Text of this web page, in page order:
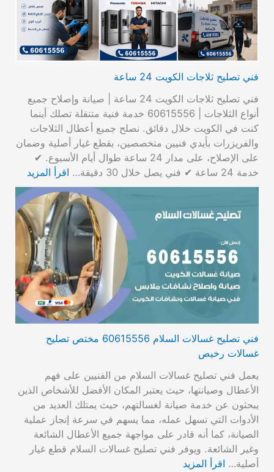
فني تصليح ثلاجات الكويت 24 ساعة
فني تصليح ثلاجات الكويت 24 ساعة | صيانة وإصلاح جميع
أنواع الثلاجات | 60615556 خدمة فنية متنقلة تصلك أينما
كنت في الكويت خلال دقائق. نصلح جميع أعطال الثلاجات
والفريزرات بأيدي فنيين متخصصين، بقطع غيار أصلية وضمان
على الإصلاح، على مدار 24 ساعة طوال أيام الأسبوع. ✔
خدمة 24 ساعة ✔ فني يصل خلال 30 دقيقة…
اقرأ المزيد
فني تصليح غسالات السلام 60615556 مختص تصليح
غسالات رخيص
يعمل فني تصليح غسالات السلام من الفنيين على فهم
الأعطال وصيانتها، حيث يعتبر المكان الأفضل للأشخاص الذين
يبحثون عن خدمة صيانة لغسالتهم، حيث يمتلك العديد من
الأدوات التي تسهل عمله، مما يسهم في سرعة إنجاز عملية
الصيانة، كما أنه قادر على مواجهة جميع الأعطال الشائعة
وغير الشائعة. ويوفر فني تصليح غسالات السلام قطع غيار
أصلية… اقرأ المزيد